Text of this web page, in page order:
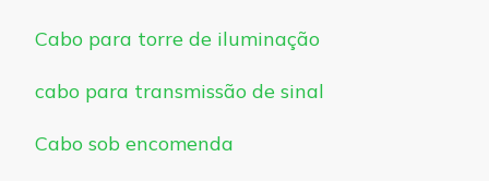
Cabo para torre de iluminação
cabo para transmissão de sinal
Cabo sob encomenda